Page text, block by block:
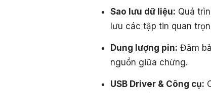
Sao lưu dữ liệu: Quá
lưu các tập tin quan
Dung lượng pin: Đảm
nguồn giữa chừng.
USB Driver & Công cụ: